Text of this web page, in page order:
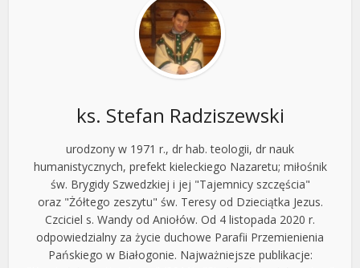
ks. Stefan Radziszewski
urodzony w 1971 r., dr hab. teologii, dr nauk
humanistycznych, prefekt kieleckiego Nazaretu; miłośnik
św. Brygidy Szwedzkiej i jej "Tajemnicy szczęścia"
oraz "Żółtego zeszytu" św. Teresy od Dzieciątka Jezus.
Czciciel s. Wandy od Aniołów. Od 4 listopada 2020 r.
odpowiedzialny za życie duchowe Parafii Przemienienia
Pańskiego w Białogonie. Najważniejsze publikacje: